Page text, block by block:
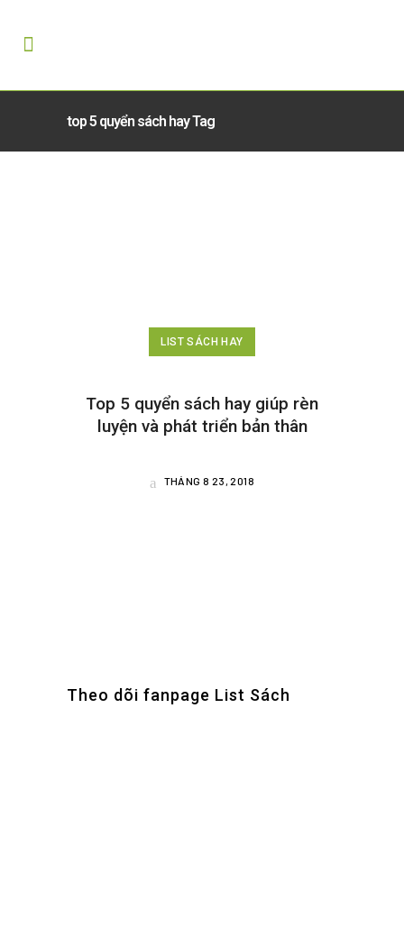
top 5 quyển sách hay Tag
LIST SÁCH HAY
Top 5 quyển sách hay giúp rèn
luyện và phát triển bản thân
THÁNG 8 23, 2018
Theo dõi fanpage List Sách